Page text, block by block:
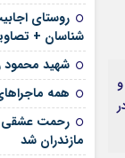
روستای
شناسان +
شهید محمود
همه
رحمت عشقی
مازندران شد